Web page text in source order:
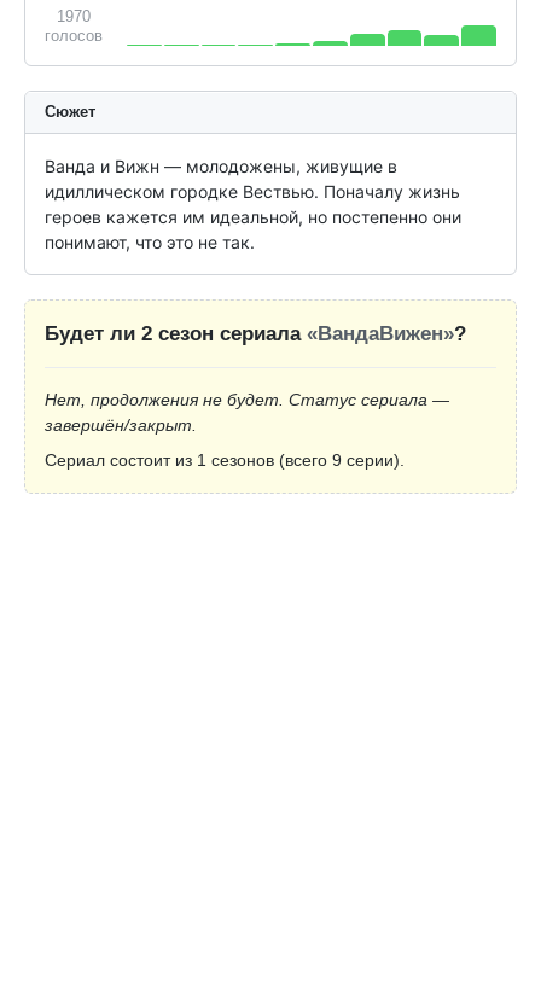
1970
голосов
Сюжет
Ванда и Вижн — молодожены, живущие в
идиллическом городке Вествью. Поначалу жизнь
героев кажется им идеальной, но постепенно они
понимают, что это не так.
Будет ли 2 сезон сериала «ВандаВижен»?
Нет, продолжения не будет. Статус сериала —
завершён/закрыт.
Сериал состоит из 1 сезонов (всего 9 серии).